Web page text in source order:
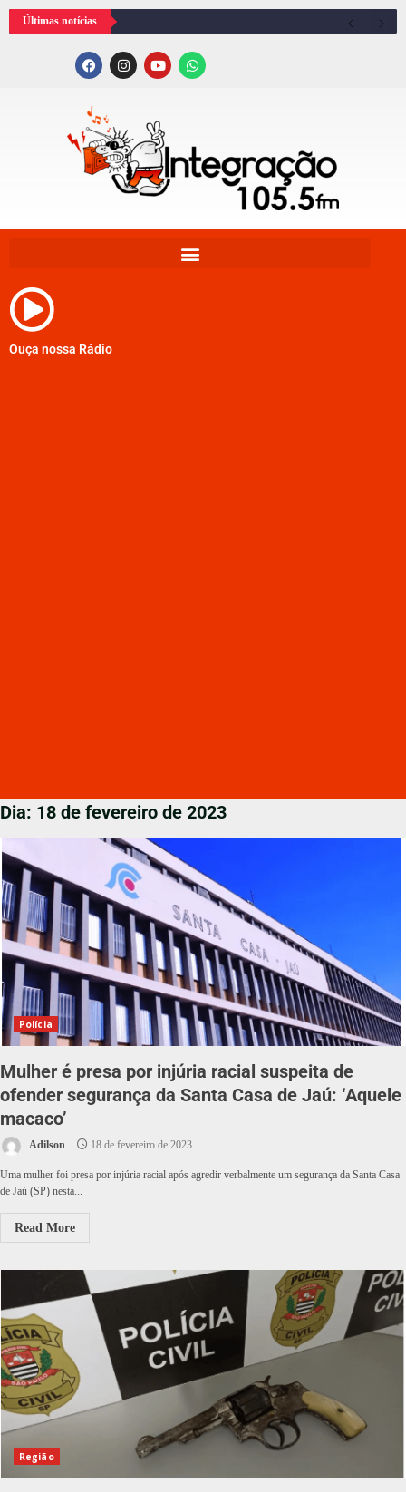
Últimas notícias
Ouça nossa Rádio
Dia: 18 de fevereiro de 2023
Polícia
Mulher é presa por injúria racial suspeita de
ofender segurança da Santa Casa de Jaú: ‘Aquele
macaco’
Adilson 18 de fevereiro de 2023
Uma mulher foi presa por injúria racial após agredir verbalmente um segurança da Santa Casa
de Jaú (SP) nesta...
Read More
Região